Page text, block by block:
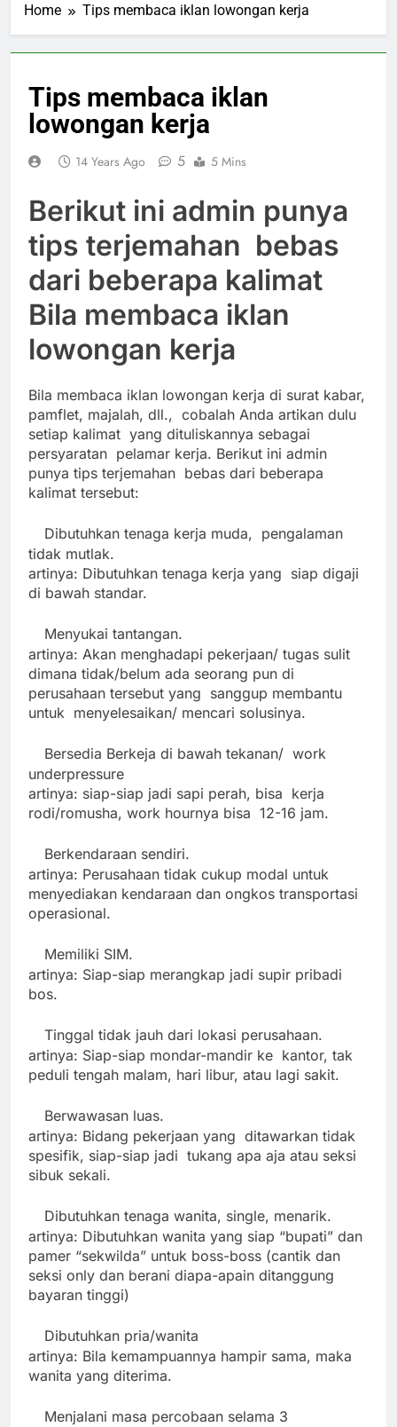
Home Tips membaca iklan lowongan kerja
Tips membaca iklan
lowongan kerja
14 Years Ago 5 5 Mins
Berikut ini admin punya
tips terjemahan bebas
dari beberapa kalimat
Bila membaca iklan
lowongan kerja
Bila membaca iklan lowongan kerja di surat kabar,
pamflet, majalah, dll., cobalah Anda artikan dulu
setiap kalimat yang dituliskannya sebagai
persyaratan pelamar kerja. Berikut ini admin
punya tips terjemahan bebas dari beberapa
kalimat tersebut:
Dibutuhkan tenaga kerja muda, pengalaman
tidak mutlak.
artinya: Dibutuhkan tenaga kerja yang siap digaji
di bawah standar.
Menyukai tantangan.
artinya: Akan menghadapi pekerjaan/ tugas sulit
dimana tidak/belum ada seorang pun di
perusahaan tersebut yang sanggup membantu
untuk menyelesaikan/ mencari solusinya.
Bersedia Berkeja di bawah tekanan/ work
underpressure
artinya: siap-siap jadi sapi perah, bisa kerja
rodi/romusha, work hournya bisa 12-16 jam.
Berkendaraan sendiri.
artinya: Perusahaan tidak cukup modal untuk
menyediakan kendaraan dan ongkos transportasi
operasional.
Memiliki SIM.
artinya: Siap-siap merangkap jadi supir pribadi
bos.
Tinggal tidak jauh dari lokasi perusahaan.
artinya: Siap-siap mondar-mandir ke kantor, tak
peduli tengah malam, hari libur, atau lagi sakit.
Berwawasan luas.
artinya: Bidang pekerjaan yang ditawarkan tidak
spesifik, siap-siap jadi tukang apa aja atau seksi
sibuk sekali.
Dibutuhkan tenaga wanita, single, menarik.
artinya: Dibutuhkan wanita yang siap “bupati” dan
pamer “sekwilda” untuk boss-boss (cantik dan
seksi only dan berani diapa-apain ditanggung
bayaran tinggi)
Dibutuhkan pria/wanita
artinya: Bila kemampuannya hampir sama, maka
wanita yang diterima.
Menjalani masa percobaan selama 3